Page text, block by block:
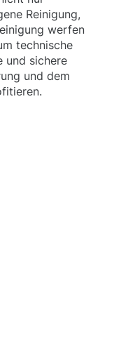
Reinigung,
werfen
technische
und sichere
und dem